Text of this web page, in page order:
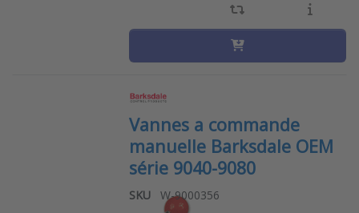
Vannes a commande
manuelle Barksdale OEM
série 9040-9080
SKU
W-9000356